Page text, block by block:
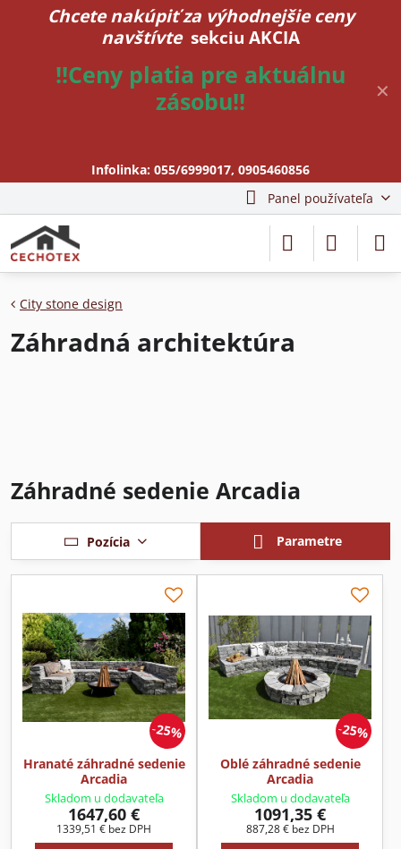
✕
Chcete nakúpiť za výhodnejšie ceny
navštívte sekciu AKCIA
!!Ceny platia pre aktuálnu
zásobu!!
Infolinka: 055/6999017, 0905460856
Panel používateľa
City stone design
Záhradná architektúra
Záhradné sedenie Arcadia
Pozícia Parametre
25%
Hranaté záhradné sedenie
Arcadia
Skladom u dodavateľa
1647,60 €
1339,51 € bez DPH
25%
Oblé záhradné sedenie
Arcadia
Skladom u dodavateľa
1091,35 €
887,28 € bez DPH